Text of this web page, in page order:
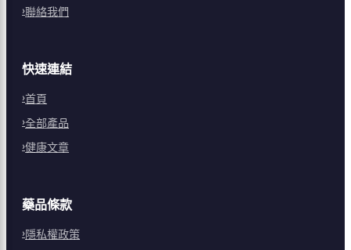
聯絡我們
快速連結
首頁
全部產品
健康文章
藥品條款
隱私權政策